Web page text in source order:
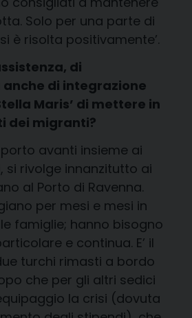
Solo per una parte di
è risolta positivamente’.
di
di integrazione
Maris’ di mettere in
dei migranti?
avanti insieme ai
si rivolge innanzitutto ai
al Porto di Ravenna.
per mesi e mesi in
famiglie; hanno bisogno
e continua. E’ il
turchi rimasti a bordo
che per gli altri sedici
la crisi (dovuta